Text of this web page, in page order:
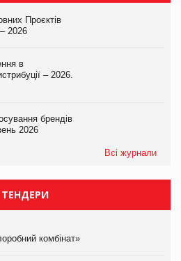
Проєктів
2026
в
– 2026.
брендів
2026
Всі журнали
ТЕНДЕРИ
комбінат»